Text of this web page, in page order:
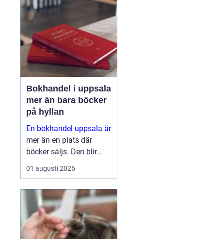
samsjuklighet och...
Bokhandel i uppsala
mer än bara böcker
på hyllan
En bokhandel uppsala är
mer än en plats där
böcker säljs. Den blir
snabbt en naturlig
mötesplats för
fördjupning, eftertanke
och nya perspektiv. I en
universitetsstad med
stark kyrklig tradition...
01 augusti 2026